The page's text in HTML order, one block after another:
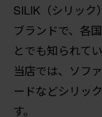
SILIK（シリック
ブランドで、各
とでも知られてい
当店では、ソフ
ードなどシリッ
す。